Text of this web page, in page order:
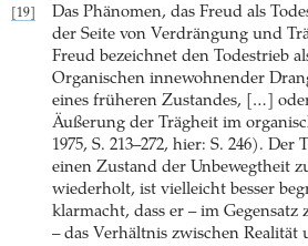
[19]
Das Phänomen, das Freud als
der Seite von Verdrängung und
Freud bezeichnet den Todestrieb
Organischen innewohnender
eines früheren Zustandes, […]
Äußerung der Trägheit im
1975, S. 213–272, hier: S. 246).
einen Zustand der Unbewegtheit
wiederholt, ist vielleicht besser
klarmacht, dass er – im
– das Verhältnis zwischen